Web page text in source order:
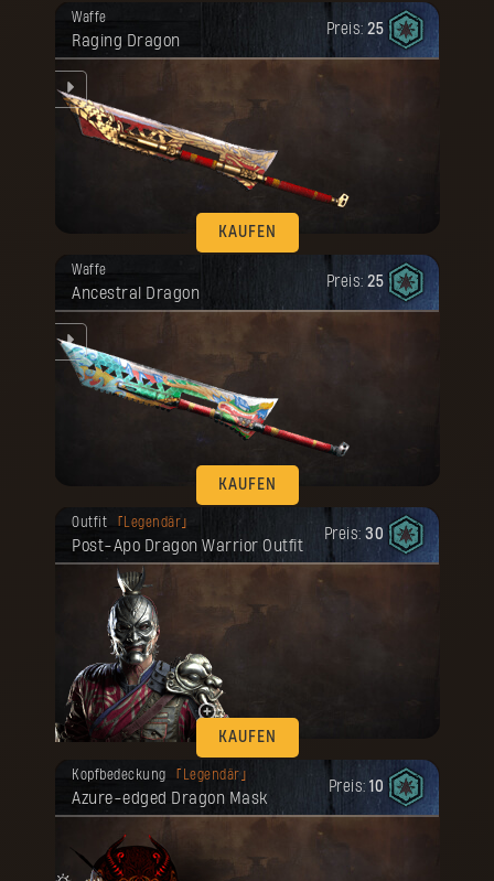
KAUFEN
Waffe
Raging Dragon
Preis: 25
KAUFEN
Deine Belohnung ist freigeschaltet
worden.
Waffe
Ancestral Dragon
Preis: 25
KAUFEN
Deine Belohnung ist freigeschaltet
worden.
Outfit Legendär
Post-Apo Dragon Warrior Outfit
Preis: 30
KAUFEN
Deine Belohnung ist freigeschaltet
worden.
Kopfbedeckung Legendär
Azure-edged Dragon Mask
Preis: 10
Deine Belohnung ist freigeschaltet
worden.